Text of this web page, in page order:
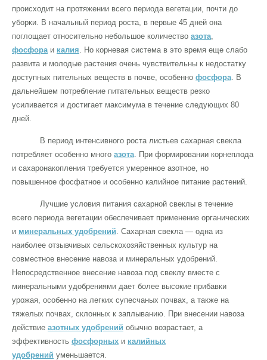
происходит на протяжении всего периода вегетации, почти до
уборки. В начальный период роста, в первые 45 дней она
поглощает относительно небольшое количество азота
фосфора и калия . Но корневая система в это время еще слабо
развита и молодые растения очень чувствительны к недостатку
доступных пительных веществ в почве, особенно фосфора . В
дальнейшем потребление питательных веществ резко
усиливается и достигает максимума в течение следующих 80
дней.
В период интенсивного роста листьев сахарная свекла
потребляет особенно много азота . При формировании корнеплода
и сахаронакопления требуется умеренное азотное, но
повышенное фосфатное и особенно калийное питание растений.
Лучшие условия питания сахарной свеклы в течение
всего периода вегетации обеспечивает применение органических
и минеральных удобрений . Сахарная свекла — одна из
наиболее отзывчивых сельскохозяйственных культур на
совместное внесение навоза и минеральных удобрений.
Непосредственное внесение навоза под свеклу вместе с
минеральными удобрениями дает более высокие прибавки
урожая, особенно на легких супесчаных почвах, а также на
тяжелых почвах, склонных к заплыванию. При внесении навоза
действие азотных удобрений обычно возрастает, а
эффективность фосфорных и калийных
удобрений уменьшается.